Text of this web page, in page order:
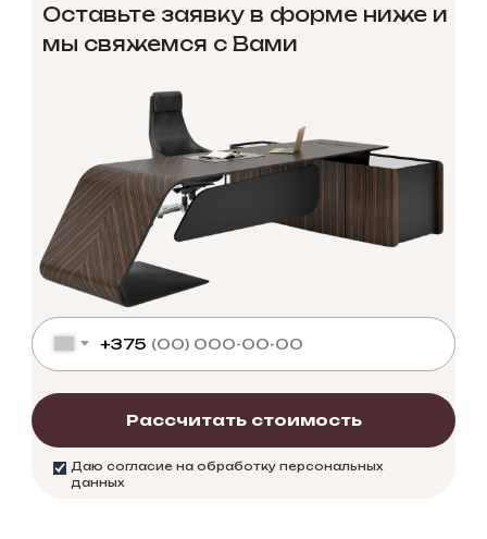
Оставьте заявку в форме ниже и
мы свяжемся с Вами
Даю согласие на обработку персональных
данных
+375
Рассчитать стоимость